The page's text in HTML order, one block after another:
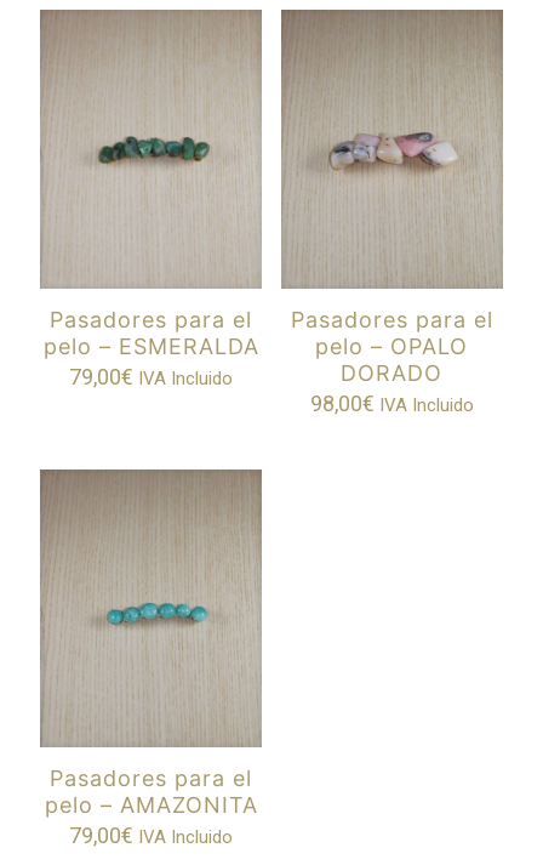
Pasadores para el
pelo – ESMERALDA
79,00€ IVA Incluido
Pasadores para el
pelo – OPALO
DORADO
98,00€ IVA Incluido
Pasadores para el
pelo – AMAZONITA
79,00€ IVA Incluido